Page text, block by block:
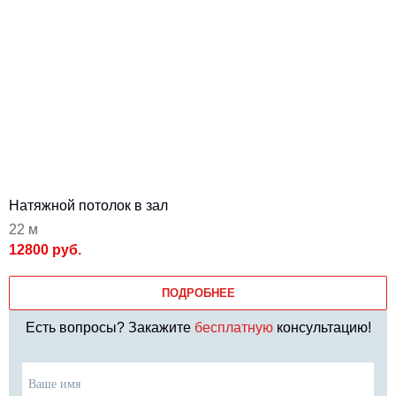
Натяжной потолок в зал
22 м
12800 руб.
ПОДРОБНЕЕ
Есть вопросы? Закажите бесплатнуюконсультацию!